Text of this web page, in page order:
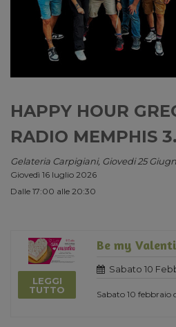
HAPPY HOUR
RADIO MEMPHIS
Gelateria Carpigiani, Giovedi 25
Giovedì 16 luglio 2026
Dalle 17:00 alle 20:30
LEGGI
TUTTO
Be my
Sabato 10
Sabato 10 febbraio